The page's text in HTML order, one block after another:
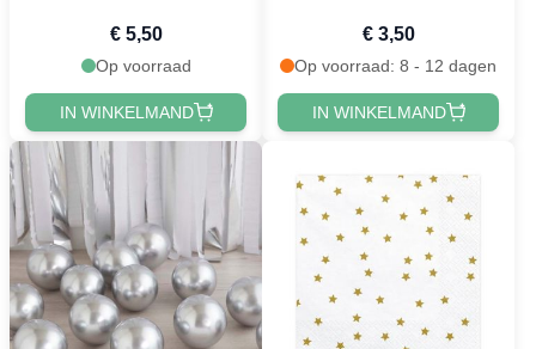
€ 5,50
Op voorraad
IN WINKELMAND
€ 3,50
Op voorraad: 8 - 12 dagen
IN WINKELMAND